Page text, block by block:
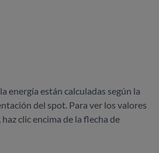
energía están calculadas según la
del spot. Para ver los valores
clic encima de la flecha de